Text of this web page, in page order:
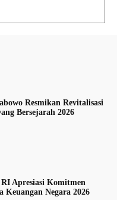
Resmikan Revitalisasi
Bersejarah 2026
Apresiasi Komitmen
Keuangan Negara 2026